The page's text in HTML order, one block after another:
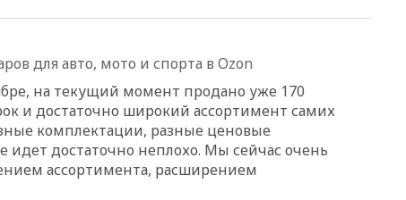
сезон
идут поиски семьи, пропавшей
вчера, 23:30
Тагила арестовали за реакции
в Теlegram
вчера, 22:50 Российский
режиссер Кирилл Соколов
для авто, мото и спорта в Ozon
на текущий момент продано уже 170
и достаточно широкий ассортимент самих
комплектации, разные ценовые
идет достаточно неплохо. Мы сейчас очень
ассортимента, расширением